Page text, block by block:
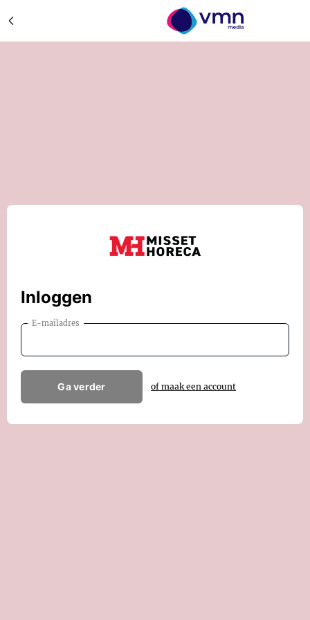
Inloggen
E-mailadres
Ga verder of maak een account